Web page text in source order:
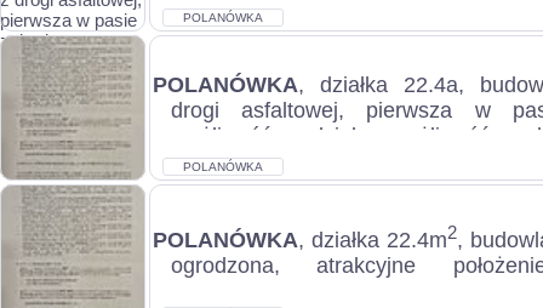
POLANÓWKA
POLANÓWKA, działka 22.4a,
drogi asfaltowej, pierwsza w
możliwość podziału, możliwość
wo...
POLANÓWKA
POLANÓWKA, działka 22.4m2,
ogrodzona, atrakcyjne